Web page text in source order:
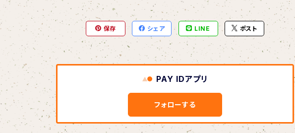
保存 シェア LINE ポスト
PAY IDアプリ
フォローする